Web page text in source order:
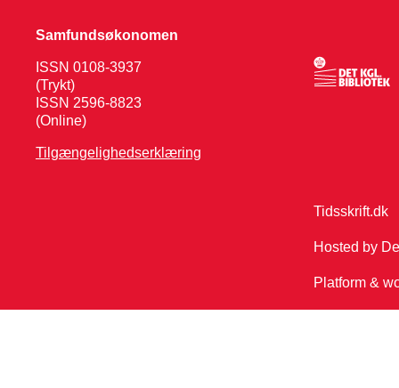
Samfundsøkonomen
ISSN 0108-3937
(Trykt)
ISSN 2596-8823
(Online)
Tilgængelighedserklæring